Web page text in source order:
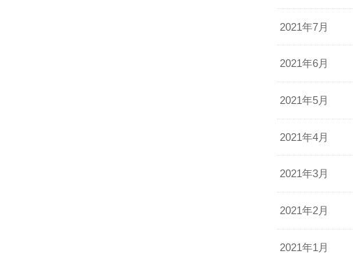
2021年7月
2021年6月
2021年5月
2021年4月
2021年3月
2021年2月
2021年1月